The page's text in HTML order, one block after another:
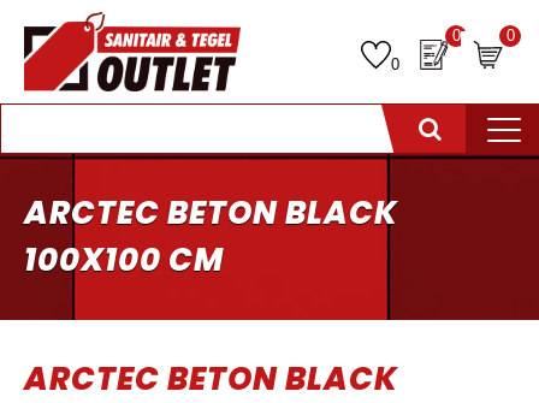
0
0 0
ARCTEC BETON BLACK
100X100 CM
ARCTEC BETON BLACK